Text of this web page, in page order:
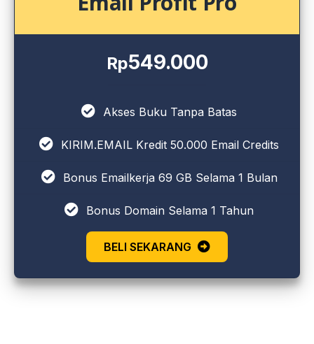
Rp549.000
Akses Buku Tanpa Batas
KIRIM.EMAIL Kredit 50.000 Email Credits
Bonus Emailkerja 69 GB Selama 1 Bulan
Bonus Domain Selama 1 Tahun
BELI SEKARANG